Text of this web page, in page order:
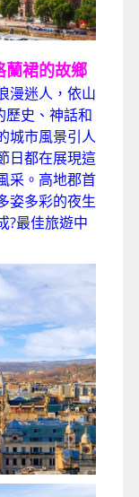
蘭裙的故鄉
漫迷人，依山
歷史、神話和
城市風景引人
日都在展現這
采。高地郡首
姿多彩的夜生
?最佳旅遊中